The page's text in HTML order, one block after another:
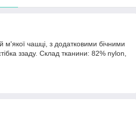
м'якої чашці, з додатковими бічними
ззаду. Склад тканини: 82% nylon,